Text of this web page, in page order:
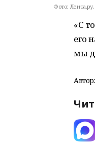
Фото: Лента.ру.
«С
его
мы
Автор: